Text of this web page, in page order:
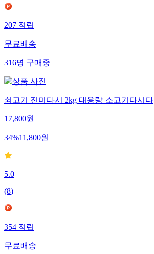
207적립
무료배송
316명구매중
쇠고기 진미다시 2kg 대용량 소고기다시다
17,800원
34%11,800원
5.0
(8)
354적립
무료배송